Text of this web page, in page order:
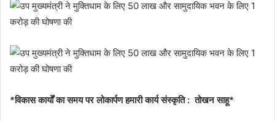
*विकास कार्यों का समय पर लोकार्पण हमारी कार्य संस्कृति : तोखन साहू*